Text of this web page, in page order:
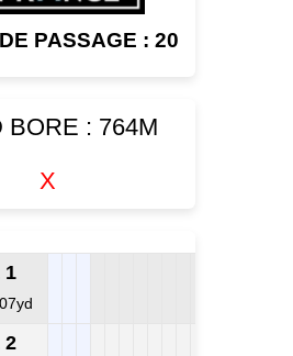
PASSAGE : 20
BORE : 764M
X
1
2